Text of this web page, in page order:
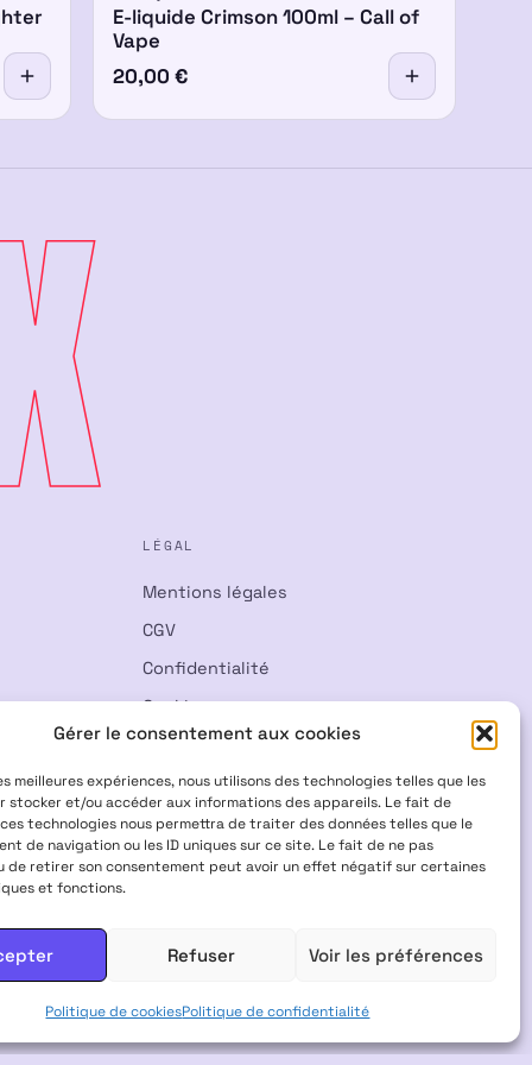
Gérer le consentement aux cookies
meilleures expériences, nous utilisons des technologies telles que les
stocker et/ou accéder aux informations des appareils. Le fait de
technologies nous permettra de traiter des données telles que le
de navigation ou les ID uniques sur ce site. Le fait de ne pas
de retirer son consentement peut avoir un effet négatif sur certaines
et fonctions.
Refuser Voir les préférences
Politique de cookiesPolitique de confidentialité
E-liquide Crimson 100ml – Call of
Vape
20,00 €
LÉGAL
Mentions légales
CGV
Confidentialité
Cookies
Rétractation
AUX FEMMES ENCEINTES & ALLAITANTES · NE PAS